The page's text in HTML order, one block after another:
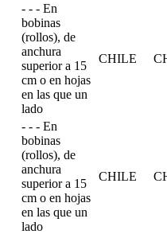
- - - En
bobinas
(rollos), de
anchura
superior a 15
cm o en hojas
en las que un
lado
CHILE
- - - En
bobinas
(rollos), de
anchura
superior a 15
cm o en hojas
en las que un
lado
CHILE